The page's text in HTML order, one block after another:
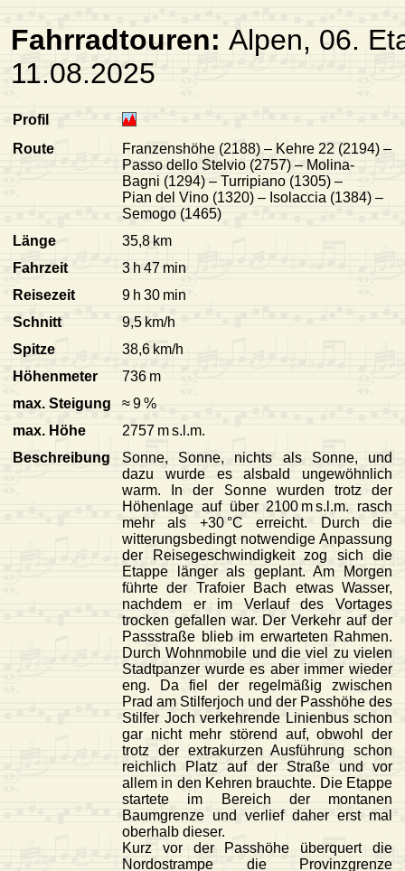
Fahrradtouren: Alpen, 06.
11.08.2025
Profil
Route
Franzenshöhe (2188) – Kehre 22 (2194) –
Passo dello Stelvio (2757) – Molina-
Bagni (1294) – Turripiano (1305) –
Pian del Vino (1320) – Isolaccia (1384) –
Semogo (1465)
Länge
35,8 km
Fahrzeit
3 h 47 min
Reisezeit
9 h 30 min
Schnitt
9,5 km/h
Spitze
38,6 km/h
Höhenmeter
736 m
max. Steigung
≈ 9 %
max. Höhe
2757 m s.l.m.
Beschreibung
Sonne, Sonne, nichts als Sonne, und
dazu wurde es alsbald ungewöhnlich
warm. In der Sonne wurden trotz der
Höhenlage auf über 2100 m s.l.m. rasch
mehr als +30 °C erreicht. Durch die
witterungsbedingt notwendige Anpassung
der Reisegeschwindigkeit zog sich die
Etappe länger als geplant. Am Morgen
führte der Trafoier Bach etwas Wasser,
nachdem er im Verlauf des Vortages
trocken gefallen war. Der Verkehr auf der
Passstraße blieb im erwarteten Rahmen.
Durch Wohnmobile und die viel zu vielen
Stadtpanzer wurde es aber immer wieder
eng. Da fiel der regelmäßig zwischen
Prad am Stilferjoch und der Passhöhe des
Stilfer Joch verkehrende Linienbus schon
gar nicht mehr störend auf, obwohl der
trotz der extrakurzen Ausführung schon
reichlich Platz auf der Straße und vor
allem in den Kehren brauchte. Die Etappe
startete im Bereich der montanen
Baumgrenze und verlief daher erst mal
oberhalb dieser.
Kurz vor der Passhöhe überquert die
Nordostrampe die Provinzgrenze